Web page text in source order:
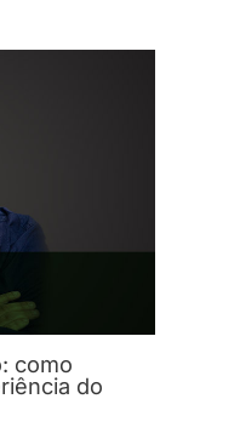
como
do